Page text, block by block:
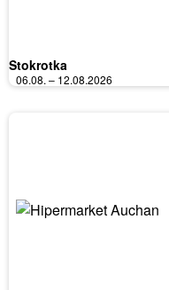
Stokrotka
06.08. – 12.08.2026